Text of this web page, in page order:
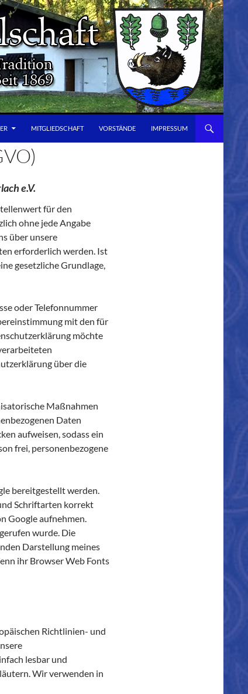
MITGLIEDSCHAFT VORSTÄNDE IMPRESSUM
e.V.
für den
ohne jede Angabe
über unsere
erforderlich werden. Ist
gesetzliche Grundlage,
oder Telefonnummer
mit den für
möchte
über die
Maßnahmen
Daten
aufweisen, sodass ein
frei, personenbezogene
bereitgestellt werden.
Schriftarten korrekt
Google aufnehmen.
wurde. Die
Darstellung meines
ihr Browser Web Fonts
Richtlinien- und
lesbar und
Wir verwenden in